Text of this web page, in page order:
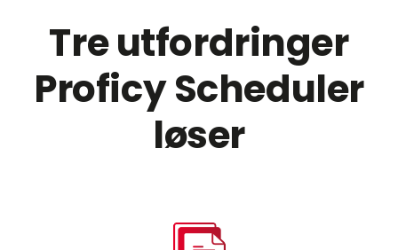
Tre utfordringer
Proficy Scheduler
løser